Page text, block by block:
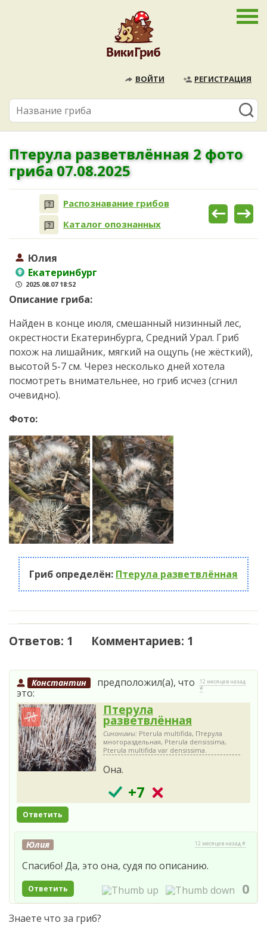
ВОЙТИ РЕГИСТРАЦИЯ
Птерула разветвлённая 2 фото
гриба 07.08.2025
Распознавание грибов
Каталог опознанных
Юлия
Екатеринбург
2025.08.07 18:52
Описание гриба:
Найден в конце июля, смешанный низинный лес,
окрестности Екатеринбурга, Средний Урал. Гриб
похож на лишайник, мягкий на ощупь (не жёсткий),
высотой 5-7 см. Через несколько дней хотела
посмотреть внимательнее, но гриб исчез (сгнил
очевидно).
Фото:
Гриб определён: Птерула разветвлённая
Ответов: 1 Комментариев: 1
Константин
предположил(а), что
это:
12 месяцев назад
#
Птерула
разветвлённая
Синонимы: Pterula multifida, Птерула
многораздельная, Pterula densissima,
Pterula multifida var densissima.
Она.
+7
Ответить
Юлия 12 месяцев назад #
Спасибо! Да, это она, судя по описанию.
Ответить 0
Знаете что за гриб?